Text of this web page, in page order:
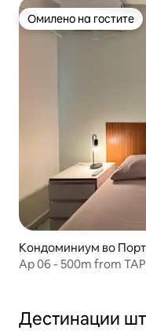
Омилено на гостите
Омилено на гостите
Кондоминиум во
Ap 06 - 500m from
Дестинации